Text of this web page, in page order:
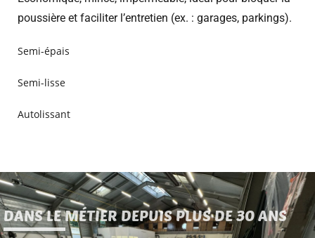
poussière et faciliter l’entretien (ex. : garages, parkings).
Semi-épais
Semi-lisse
Autolissant
DANS LE MÉTIER DEPUIS PLUS DE 30 ANS